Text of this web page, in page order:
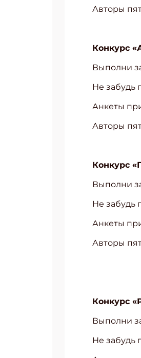
Авторы
Конкурс
Выполни
Не забудь
Анкеты
Авторы
Конкурс
Выполни
Не забудь
Анкеты
Авторы
Конкурс
Выполни
Не забудь